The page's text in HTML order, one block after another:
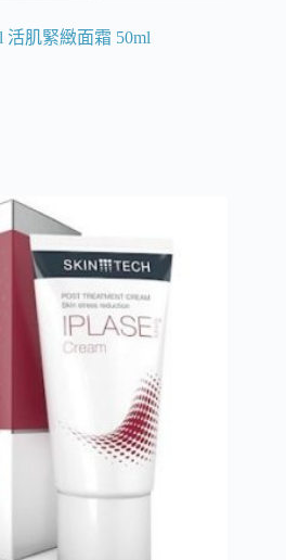
活肌緊緻面霜 50ml